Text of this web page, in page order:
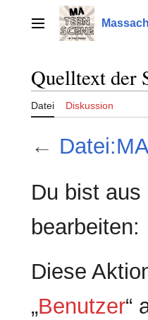
springenHauptmenü
Quelltext der
Datei Diskussion
←
Du bist
bearbeiten:
Diese
„Benutzer“